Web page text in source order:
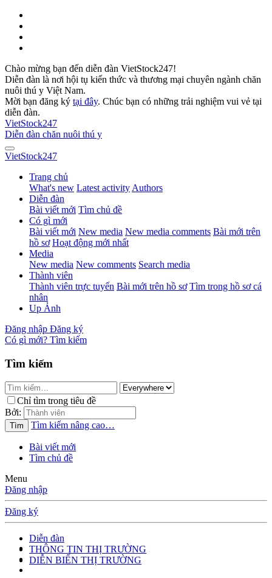
Chào mừng bạn đến diễn đàn VietStock247!
Diễn đàn là nơi hội tụ kiến thức và thương mại chuyên ngành chăn
nuôi thú y Việt Nam.
Mời bạn đăng ký tại đây. Chúc bạn có những trải nghiệm vui vẻ tại
diễn đàn.
VietStock247
Diễn đàn chăn nuôi thú y
VietStock247
Trang chủ
What's new Latest activity Authors
Diễn đàn
Bài viết mới Tìm chủ đề
Có gì mới
Bài viết mới New media New media comments Bài mới trên
hồ sơ Hoạt động mới nhất
Media
New media New comments Search media
Thành viên
Thành viên trực tuyến Bài mới trên hồ sơ Tìm trong hồ sơ cá
nhân
Up Ảnh
Đăng nhập Đăng ký
Có gì mới? Tìm kiếm
Tìm kiếm
Chỉ tìm trong tiêu đề
Bởi:
Tìm Tìm kiếm nâng cao…
Bài viết mới
Tìm chủ đề
Menu
Đăng nhập
Đăng ký
Diễn đàn
THÔNG TIN THỊ TRƯỜNG
DIỄN BIẾN THỊ TRƯỜNG